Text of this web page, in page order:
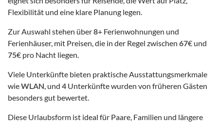
Flexibilität und eine klare Planung legen.
Zur Auswahl stehen über8+ Ferienwohnungen und
Ferienhäuser, mit Preisen, die in der Regel zwischen 67€ und
75€ pro Nacht liegen.
Viele Unterkünfte bieten praktische Ausstattungsmerkmale
wieWLAN, und 4 Unterkünfte wurden von früheren Gästen
besonders gut bewertet.
Diese Urlaubsform ist ideal für Paare, Familien und längere